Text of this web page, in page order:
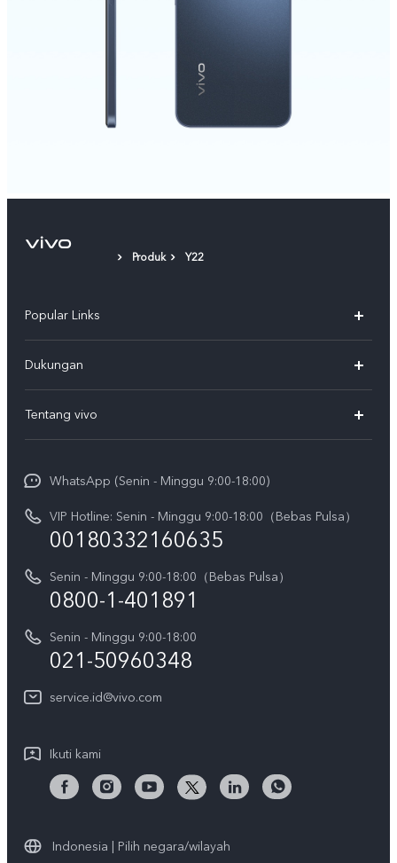
Produk Y22
Popular Links
T5
T5 Pro
V70 FE
Y05
X300 Pro
Gerai Terdekat
Dukungan
Service Center
Funtouch OS
Pembaruan Sistem
Harga Spare Part
Otentikasi IMEI
Kebijakan Garansi vivo
Layanan Perbaikan Antar Jemput
Unduh LUT untuk Memulihkan Log
Tentang vivo
Sejarah
Berita
Pemberitahuan Hukum
Tentang Kami
Pusat Privasi vivo
WhatsApp (Senin - Minggu 9:00-18:00)
VIP Hotline: Senin - Minggu 9:00-18:00（Bebas Pulsa）
00180332160635
Senin - Minggu 9:00-18:00（Bebas Pulsa）
0800-1-401891
Senin - Minggu 9:00-18:00
021-50960348
service.id@vivo.com
Ikuti kami
Indonesia | Pilih negara/wilayah